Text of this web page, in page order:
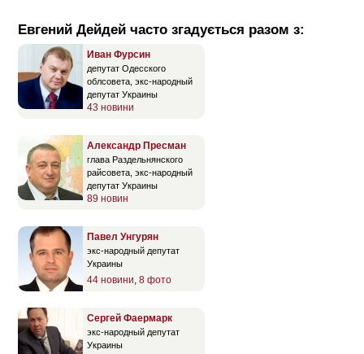
Евгений Дейдей часто згадується разом з:
Иван Фурсин
депутат Одесского
облсовета, экс-народный
депутат Украины
43 новини
Александр Пресман
глава Раздельнянского
райсовета, экс-народный
депутат Украины
89 новин
Павел Унгурян
экс-народный депутат
Украины
44 новини 8 фото
Сергей Фаермарк
экс-народный депутат
Украины